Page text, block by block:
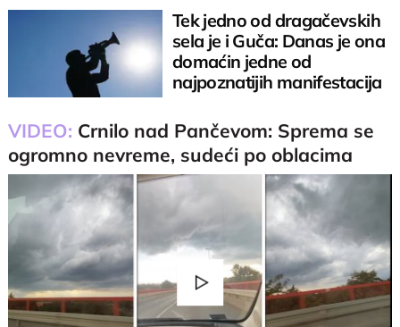
Tek jedno od dragačevskih
sela je i Guča: Danas je ona
domaćin jedne od
najpoznatijih manifestacija
VIDEO: Crnilo nad Pančevom: Sprema se
ogromno nevreme, sudeći po oblacima
Play